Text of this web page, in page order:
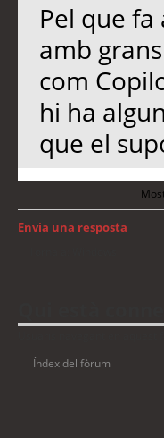
Pel que
amb
com
hi ha
que el
Envia una resposta
Índex del fòrum